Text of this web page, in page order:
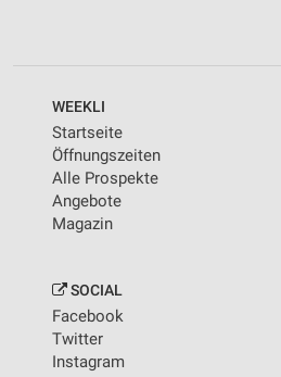
WEEKLI
Startseite
Öffnungszeiten
Alle Prospekte
Angebote
Magazin
SOCIAL
Facebook
Twitter
Instagram